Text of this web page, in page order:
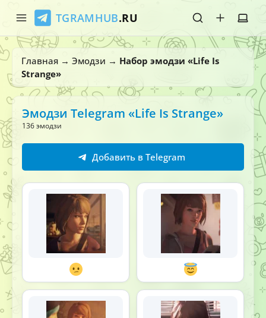
TGRAMHUB.RU
Главная
Стикеры
Главная → Эмодзи → Набор эмодзи «Life Is
Strange»
Эмодзи Telegram «Life Is Strange»
136 эмодзи
Добавить в Telegram